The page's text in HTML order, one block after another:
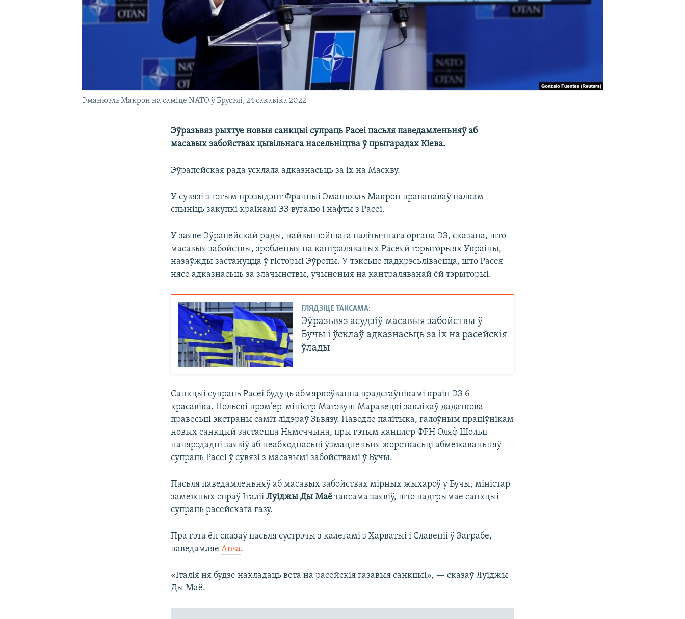
Эманюэль Макрон на саміце NATO ў Брусэлі, 24 сакавіка 2022
Эўразьвяз рыхтуе новыя санкцыі супраць Расеі пасьля паведамленьняў аб
масавых забойствах цывільнага насельніцтва ў прыгарадах Кіева.
Эўрапейская рада усклала адказнасьць за іх на Маскву.
У сувязі з гэтым прэзыдэнт Францыі Эманюэль Макрон прапанаваў цалкам
спыніць закупкі краінамі ЭЗ вугалю і нафты з Расеі.
У заяве Эўрапейскай рады, найвышэйшага палітычнага органа ЭЗ, сказана, што
масавыя забойствы, зробленыя на кантраляваных Расеяй тэрыторыях Украіны,
назаўжды застануцца ў гісторыі Эўропы. У тэксьце падкрэсьліваецца, што Расея
нясе адказнасьць за злачынствы, учыненыя на кантраляванай ёй тэрыторыі.
ГЛЯДЗІЦЕ ТАКСАМА:
Эўразьвяз асудзіў масавыя забойствы ў
Бучы і ўсклаў адказнасьць за іх на расейскія
ўлады
Санкцыі супраць Расеі будуць абмяркоўвацца прадстаўнікамі краін ЭЗ 6
красавіка. Польскі прэм’ер-міністр Матэвуш Маравецкі заклікаў дадаткова
правесьці экстраны саміт лідэраў Зьвязу. Паводле палітыка, галоўным праціўнікам
новых санкцый застаецца Нямеччына, пры гэтым канцлер ФРН Оляф Шольц
напярэдадні заявіў аб неабходнасьці ўзмацненьня жорсткасьці абмежаваньняў
супраць Расеі ў сувязі з масавымі забойствамі ў Бучы.
Пасьля паведамленьняў аб масавых забойствах мірных жыхароў у Бучы, міністар
замежных спраў ІталііЛуіджы Ды Маё таксама заявіў, што падтрымае санкцыі
супраць расейскага газу.
Пра гэта ён сказаў пасьля сустрэчы з калегамі з Харватыі і Славеніі ў Заграбе,
паведамляеAnsa.
«Італія ня будзе накладаць вета на расейскія газавыя санкцыі», — сказаў Луіджы
Ды Маё.